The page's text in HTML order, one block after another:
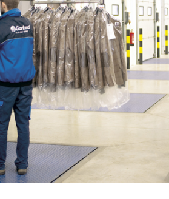
17 de Julho, 2026
O Fator Humano na Era
Algorítmica: As Grandes
Linhas de Força do QSP
Summit 2026
7 de Julho, 2026
Leça FC vence Campeonato de